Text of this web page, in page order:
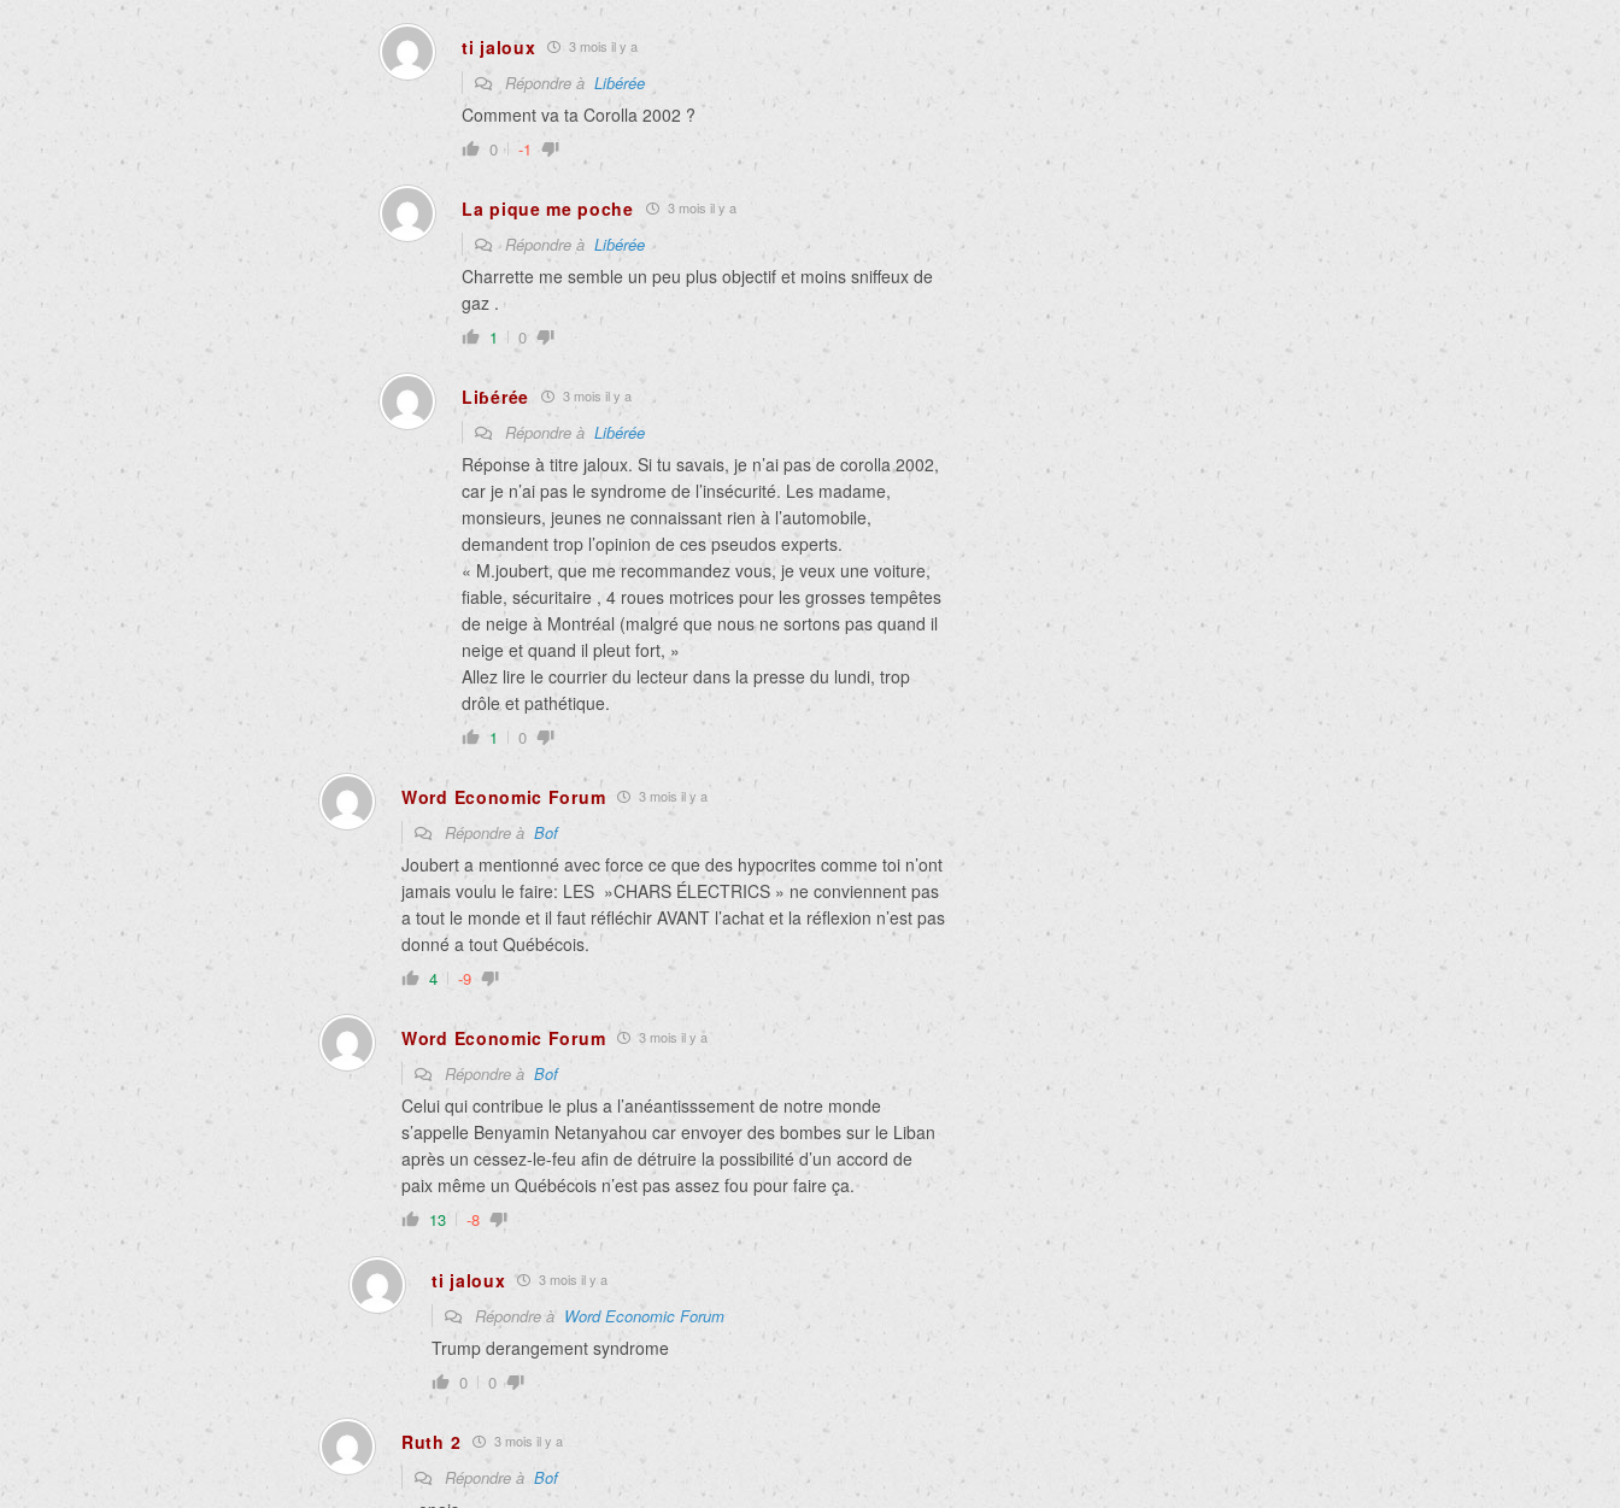
ti jaloux 3 mois il y a
Répondre à Liɓérée
Comment va ta Corolla 2002 ?
0 -1
La pique me poche 3 mois il y a
Répondre à Liɓérée
Charrette me semble un peu plus objectif et moins sniffeux de
gaz .
1 0
Liɓérée 3 mois il y a
Répondre à Liɓérée
Réponse à titre jaloux. Si tu savais, je n’ai pas de corolla 2002,
car je n’ai pas le syndrome de l’insécurité. Les madame,
monsieurs, jeunes ne connaissant rien à l’automobile,
demandent trop l’opinion de ces pseudos experts.
« M.joubert, que me recommandez vous, je veux une voiture,
fiable, sécuritaire , 4 roues motrices pour les grosses tempêtes
de neige à Montréal (malgré que nous ne sortons pas quand il
neige et quand il pleut fort, »
Allez lire le courrier du lecteur dans la presse du lundi, trop
drôle et pathétique.
1 0
Word Economic Forum 3 mois il y a
Répondre à Bof
Joubert a mentionné avec force ce que des hypocrites comme toi n’ont
jamais voulu le faire: LES »CHARS ÉLECTRICS » ne conviennent pas
a tout le monde et il faut réfléchir AVANT l’achat et la réflexion n’est pas
donné a tout Québécois.
4 -9
Word Economic Forum 3 mois il y a
Répondre à Bof
Celui qui contribue le plus a l’anéantisssement de notre monde
s’appelle Benyamin Netanyahou car envoyer des bombes sur le Liban
après un cessez-le-feu afin de détruire la possibilité d’un accord de
paix même un Québécois n’est pas assez fou pour faire ça.
13 -8
ti jaloux 3 mois il y a
Répondre à Word Economic Forum
Trump derangement syndrome
0 0
Ruth 2 3 mois il y a
Répondre à Bof